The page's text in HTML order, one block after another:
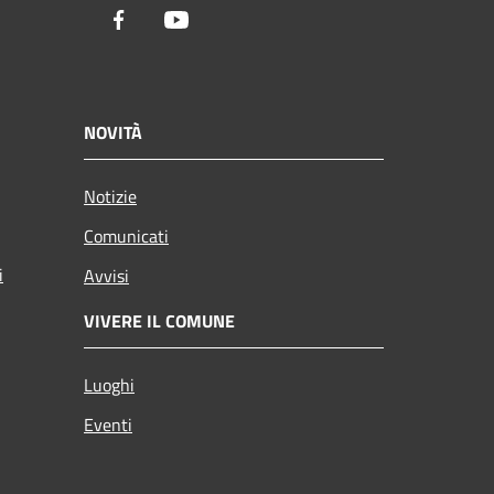
Facebook
NOVITÀ
Notizie
Comunicati
Avvisi
VIVERE IL COMUNE
Luoghi
Eventi